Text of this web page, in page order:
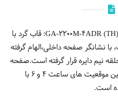
ساعت مچی دیجیتال کاسیو مدل GA-2200M-4ADR (TH): قاب گرد با
صفحه داخلی،الهام گرفته
نیم دایره قرار گرفته است.صفحه
نمایش دیجیتال به صورت مورب بین موقعیت های ساعت 4 و 6 با
است.